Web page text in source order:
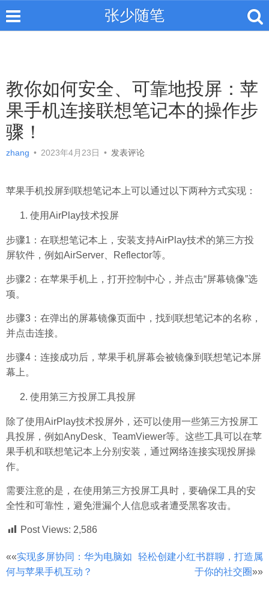
张少随笔
教你如何安全、可靠地投屏：苹
果手机连接联想笔记本的操作步
骤！
zhang • 2023年4月23日 • 发表评论
苹果手机投屏到联想笔记本上可以通过以下两种方式实现：
使用AirPlay技术投屏
步骤1：在联想笔记本上，安装支持AirPlay技术的第三方投
屏软件，例如AirServer、Reflector等。
步骤2：在苹果手机上，打开控制中心，并点击“屏幕镜像”选
项。
步骤3：在弹出的屏幕镜像页面中，找到联想笔记本的名称，
并点击连接。
步骤4：连接成功后，苹果手机屏幕会被镜像到联想笔记本屏
幕上。
使用第三方投屏工具投屏
除了使用AirPlay技术投屏外，还可以使用一些第三方投屏工
具投屏，例如AnyDesk、TeamViewer等。这些工具可以在苹
果手机和联想笔记本上分别安装，通过网络连接实现投屏操
作。
需要注意的是，在使用第三方投屏工具时，要确保工具的安
全性和可靠性，避免泄漏个人信息或者遭受黑客攻击。
Post Views: 2,586
文
章
««实现多屏协同：华为电脑如
何与苹果手机互动？
轻松创建小红书群聊，打造属
于你的社交圈»»